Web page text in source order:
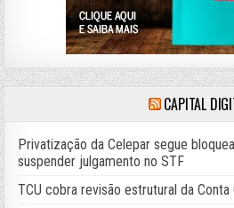
CAPITAL
Privatização da Celepar segue
suspender julgamento no STF
TCU cobra revisão estrutural da Conta